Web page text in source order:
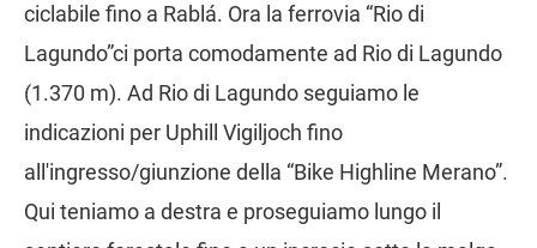
ciclabile fino a Rablá. Ora la ferrovia “Rio di
Lagundo”ci porta comodamente ad Rio di Lagundo
(1.370 m). Ad Rio di Lagundo seguiamo le
indicazioni per Uphill Vigiljoch fino
all'ingresso/giunzione della “Bike Highline Merano”.
Qui teniamo a destra e proseguiamo lungo il